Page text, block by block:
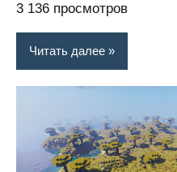
3 136 просмотров
Читать далее